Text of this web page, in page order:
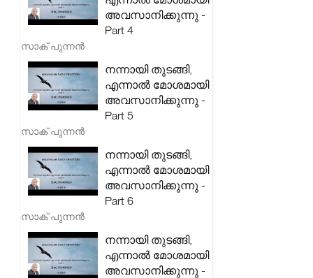
അവസാനിക്കുന്നു -
Part 4
സാക് പുന്നൻ
നന്നായി തുടങ്ങി,
എന്നാൽ മോശമായി
അവസാനിക്കുന്നു -
Part 5
സാക് പുന്നൻ
നന്നായി തുടങ്ങി,
എന്നാൽ മോശമായി
അവസാനിക്കുന്നു -
Part 6
സാക് പുന്നൻ
നന്നായി തുടങ്ങി,
എന്നാൽ മോശമായി
അവസാനിക്കുന്നു -